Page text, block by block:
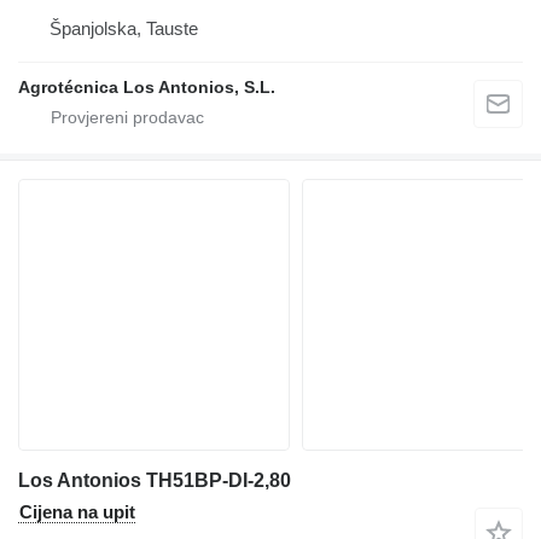
Španjolska, Tauste
Agrotécnica Los Antonios, S.L.
Los Antonios TH51BP-DI-2,80
Cijena na upit